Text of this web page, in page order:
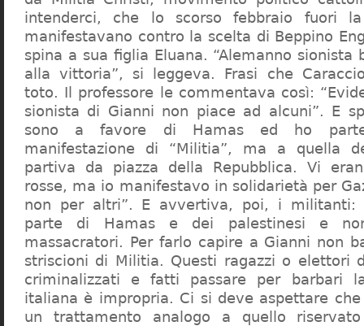
intenderci, che lo scorso febbraio fuori
manifestavano contro la scelta di Beppino
spina a sua figlia Eluana. “Alemanno sionista
alla vittoria”, si leggeva. Frasi che
toto. Il professore le commentava così:
sionista di Gianni non piace ad alcuni”. E
sono a favore di Hamas ed ho
manifestazione di “Militia”, ma a quella
partiva da piazza della Repubblica. Vi
rosse, ma io manifestavo in solidarietà per
non per altri”. E avvertiva, poi, i militanti:
parte di Hamas e dei palestinesi e
massacratori. Per farlo capire a Gianni non
striscioni di Militia. Questi ragazzi o elettori
criminalizzati e fatti passare per barbari
italiana è impropria. Ci si deve aspettare
un trattamento analogo a quello